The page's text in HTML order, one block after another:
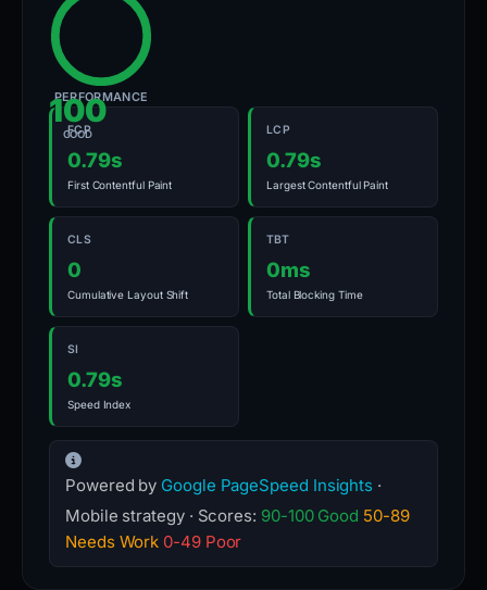
100
GOOD
PERFORMANCE
FCP
0.79s
First Contentful Paint
LCP
0.79s
Largest Contentful Paint
CLS
0
Cumulative Layout Shift
TBT
0ms
Total Blocking Time
SI
0.79s
Speed Index
Powered by Google PageSpeed Insights ·
Mobile strategy · Scores: 90-100 Good 50-89
Needs Work 0-49 Poor